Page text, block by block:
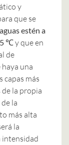
y
que se
estén a
℃y que en
de
una
capas más
de la propia
la
más alta
la
intensidad